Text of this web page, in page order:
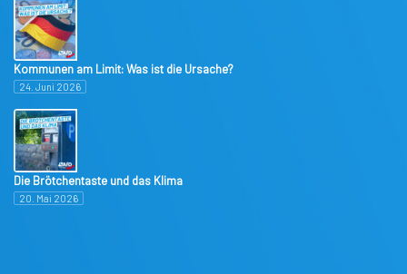
Kommunen am Limit: Was ist die Ursache?
24. Juni 2026
Die Brötchentaste und das Klima
20. Mai 2026